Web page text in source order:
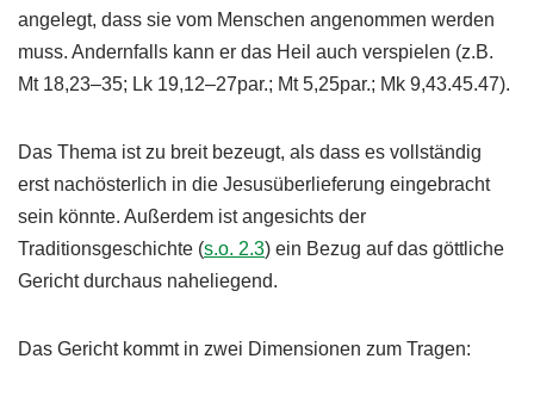
angelegt, dass sie vom Menschen angenommen werden
muss. Andernfalls kann er das Heil auch verspielen (z.B.
Mt 18,23–35; Lk 19,12–27par.; Mt 5,25par.; Mk 9,43.45.47).
Das Thema ist zu breit bezeugt, als dass es vollständig
erst nachösterlich in die Jesusüberlieferung eingebracht
sein könnte. Außerdem ist angesichts der
Traditionsgeschichte (s.o. 2.3) ein Bezug auf das göttliche
Gericht durchaus naheliegend.
Das Gericht kommt in zwei Dimensionen zum Tragen: